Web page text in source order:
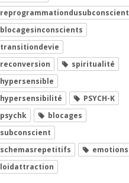
reprogrammationdusubconscient
blocagesinconscients
transitiondevie
reconversion
spiritualité
hypersensible
hypersensibilité
PSYCH-K
psychk
blocages
subconscient
schemasrepetitifs
emotions
loidattraction